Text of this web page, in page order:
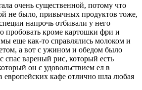
очень существенной, потому что
не было, привычных продуктов тоже,
напрочь отбивали у него
пробовать кроме картошки фри и
мы еще как-то справлялись молоком и
а вот с ужином и обедом было
спас вареный рис, который есть
он с удовольствием ел в
европейских кафе отлично шла любая